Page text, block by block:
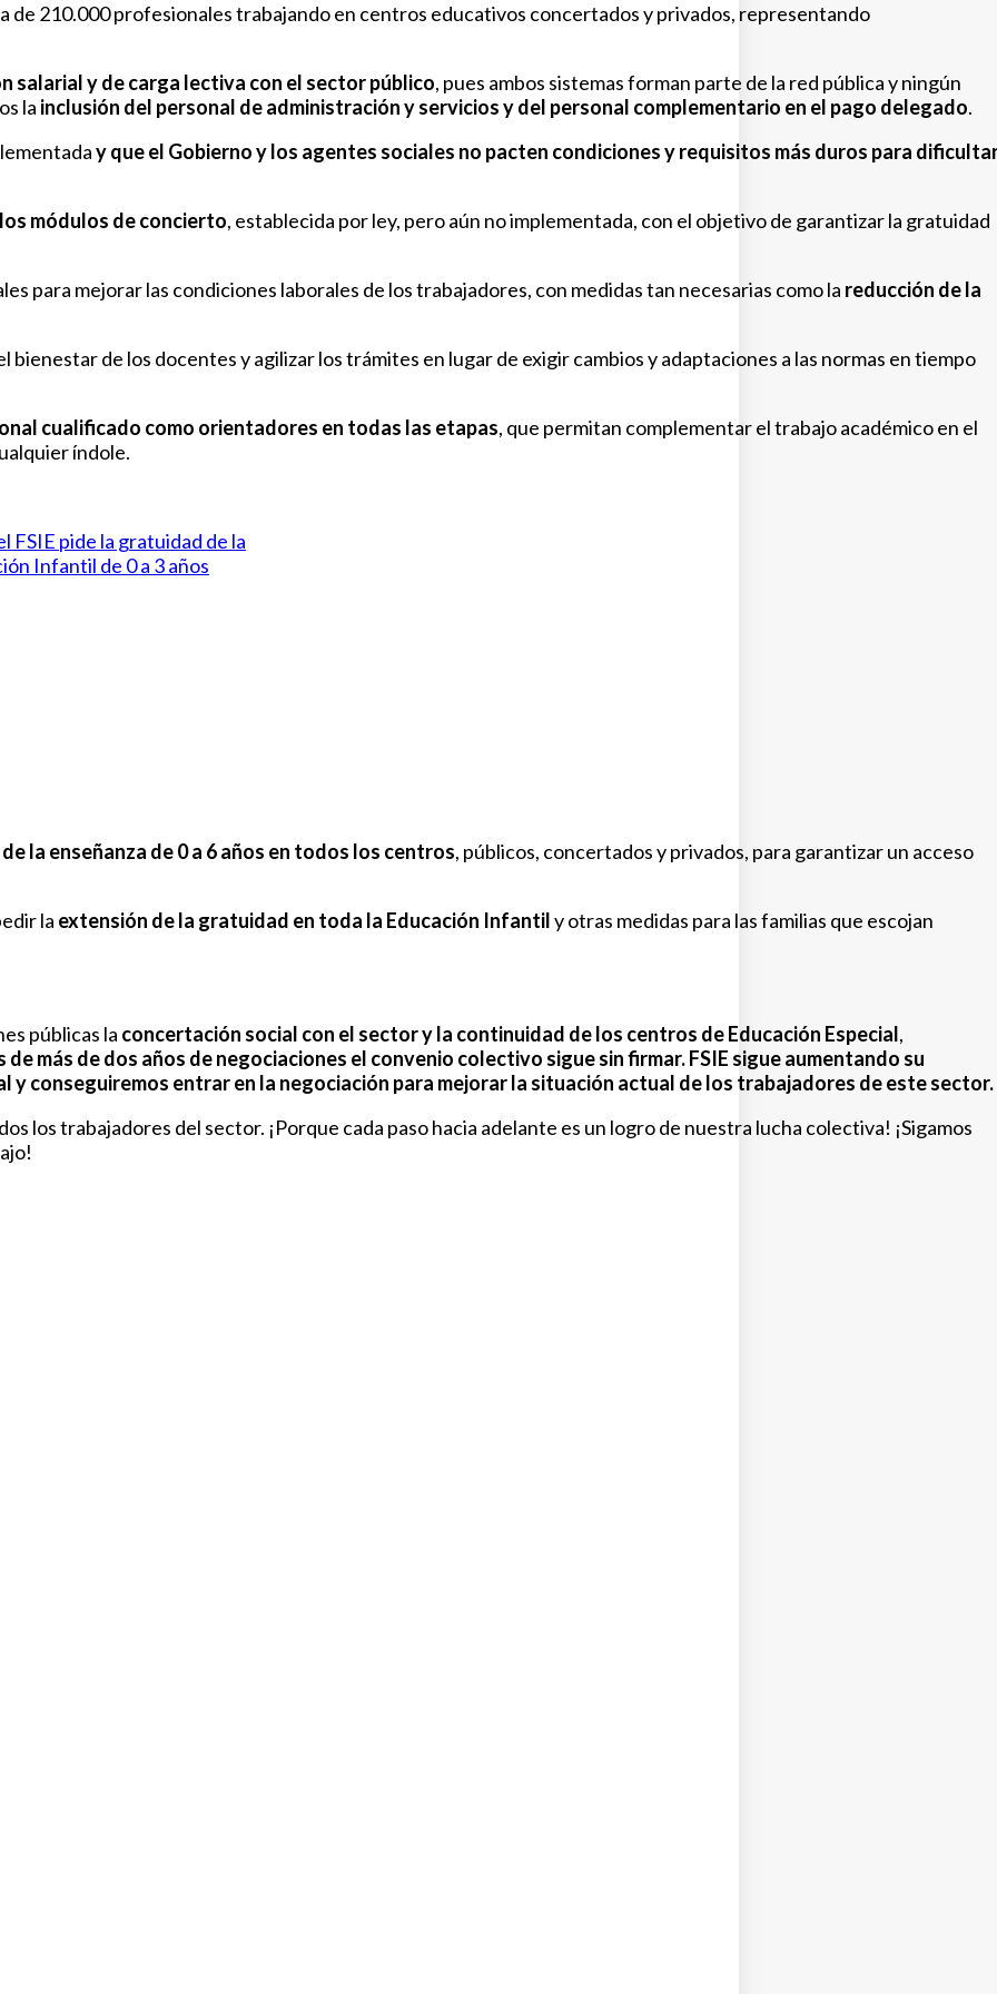
de 210.000 profesionales trabajando en centros educativos concertados y privados, representando
salarial y de carga lectiva con el sector público, pues ambos sistemas forman parte de la red pública y ningún
la inclusión del personal de administración y servicios y del personal complementario en el pago delegado.
y que el Gobierno y los agentes sociales no pacten condiciones y requisitos más duros para
módulos de concierto, establecida por ley, pero aún no implementada, con el objetivo de garantizar la gratuidad
para mejorar las condiciones laborales de los trabajadores, con medidas tan necesarias como la reducción de la
de los docentes y agilizar los trámites en lugar de exigir cambios y adaptaciones a las normas en tiempo
cualificado como orientadores en todas las etapas, que permitan complementar el trabajo académico en el
índole.
la enseñanza de 0 a 6 años en todos los centros, públicos, concertados y privados, para garantizar un acceso
la extensión de la gratuidad en toda la Educación Infantily otras medidas para las familias que escojan
públicas la concertación social con el sector y la continuidad de los centros de Educación Especial,
de más de dos años de negociaciones el convenio colectivo sigue sin firmar. FSIE sigue aumentando su
conseguiremos entrar en la negociación para mejorar la situación actual de los trabajadores de este sector.
los trabajadores del sector. ¡Porque cada paso hacia adelante es un logro de nuestra lucha colectiva! ¡Sigamos